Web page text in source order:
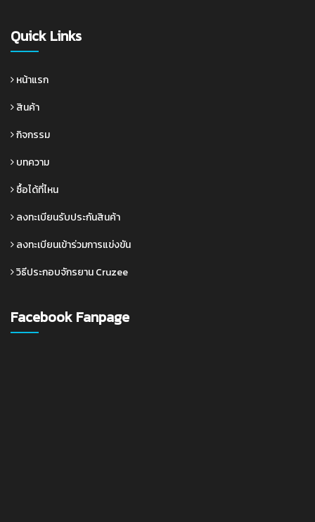
Quick Links
หน้าแรก
สินค้า
กิจกรรม
บทความ
ซื้อได้ที่ไหน
ลงทะเบียนรับประกันสินค้า
ลงทะเบียนเข้าร่วมการแข่งขัน
วิธีประกอบจักรยาน Cruzee
Facebook Fanpage